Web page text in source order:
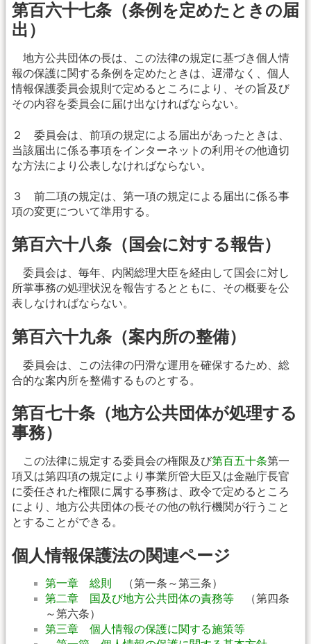
第百六十七条（条例を定めたときの届
出）
地方公共団体の長は、この法律の規定に基づき個人情
報の保護に関する条例を定めたときは、遅滞なく、個人
情報保護委員会規則で定めるところにより、その旨及び
その内容を委員会に届け出なければならない。
２ 委員会は、前項の規定による届出があったときは、
当該届出に係る事項をインターネットの利用その他適切
な方法により公表しなければならない。
３ 前二項の規定は、第一項の規定による届出に係る事
項の変更について準用する。
第百六十八条（国会に対する報告）
委員会は、毎年、内閣総理大臣を経由して国会に対し
所掌事務の処理状況を報告するとともに、その概要を公
表しなければならない。
第百六十九条（案内所の整備）
委員会は、この法律の円滑な運用を確保するため、総
合的な案内所を整備するものとする。
第百七十条（地方公共団体が処理する
事務）
この法律に規定する委員会の権限及び第百五十条第一
項又は第四項の規定により事業所管大臣又は金融庁長官
に委任された権限に属する事務は、政令で定めるところ
により、地方公共団体の長その他の執行機関が行うこと
とすることができる。
個人情報保護法の関連ページ
第一章 総則
（第一条～第三条）
第二章 国及び地方公共団体の責務等 （第四条
～第六条）
第三章 個人情報の保護に関する施策等